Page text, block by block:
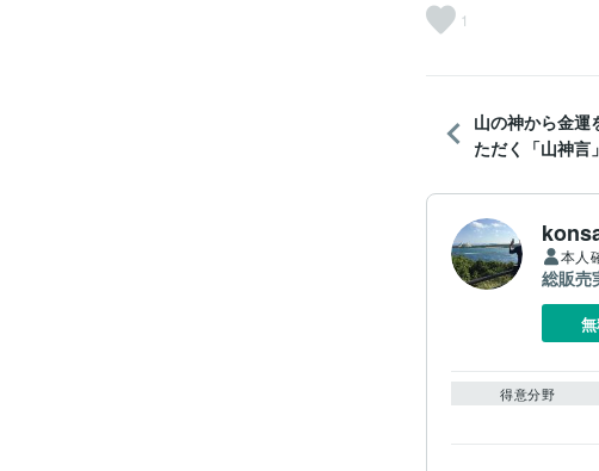
1
山の神から金運
ただく「山神言
本人
総販売
得意分野